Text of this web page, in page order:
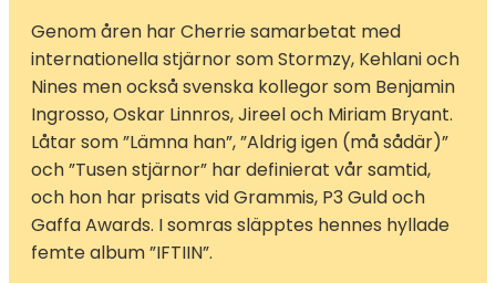
Genom åren har Cherrie samarbetat med
internationella stjärnor som Stormzy, Kehlani och
Nines men också svenska kollegor som Benjamin
Ingrosso, Oskar Linnros, Jireel och Miriam Bryant.
Låtar som ”Lämna han”, ”Aldrig igen (må sådär)”
och ”Tusen stjärnor” har definierat vår samtid,
och hon har prisats vid Grammis, P3 Guld och
Gaffa Awards. I somras släpptes hennes hyllade
femte album ”IFTIIN”.